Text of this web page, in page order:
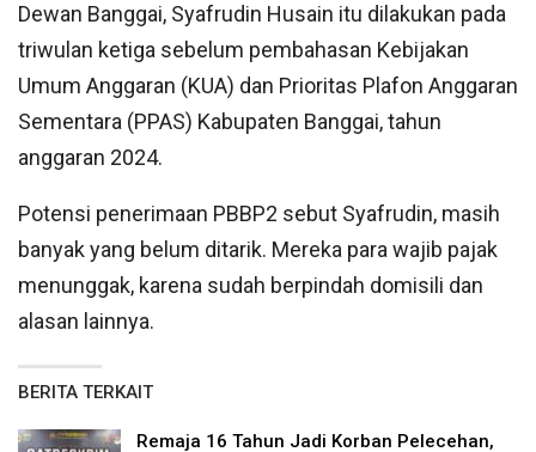
Dewan Banggai, Syafrudin Husain itu dilakukan pada
triwulan ketiga sebelum pembahasan Kebijakan
Umum Anggaran (KUA) dan Prioritas Plafon Anggaran
Sementara (PPAS) Kabupaten Banggai, tahun
anggaran 2024.
Potensi penerimaan PBBP2 sebut Syafrudin, masih
banyak yang belum ditarik. Mereka para wajib pajak
menunggak, karena sudah berpindah domisili dan
alasan lainnya.
BERITA TERKAIT
Remaja 16 Tahun Jadi Korban Pelecehan,